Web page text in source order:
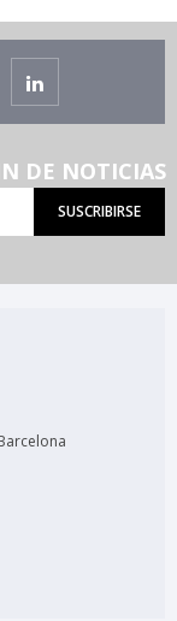
DE NOTICIAS
SUSCRIBIRSE